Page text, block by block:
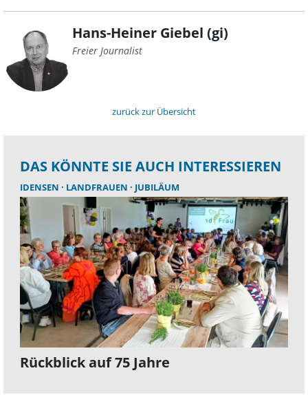
Hans-Heiner Giebel (gi)
Freier Journalist
zurück zur Übersicht
DAS KÖNNTE SIE AUCH INTERESSIEREN
IDENSEN LANDFRAUEN JUBILÄUM
Rückblick auf 75 Jahre